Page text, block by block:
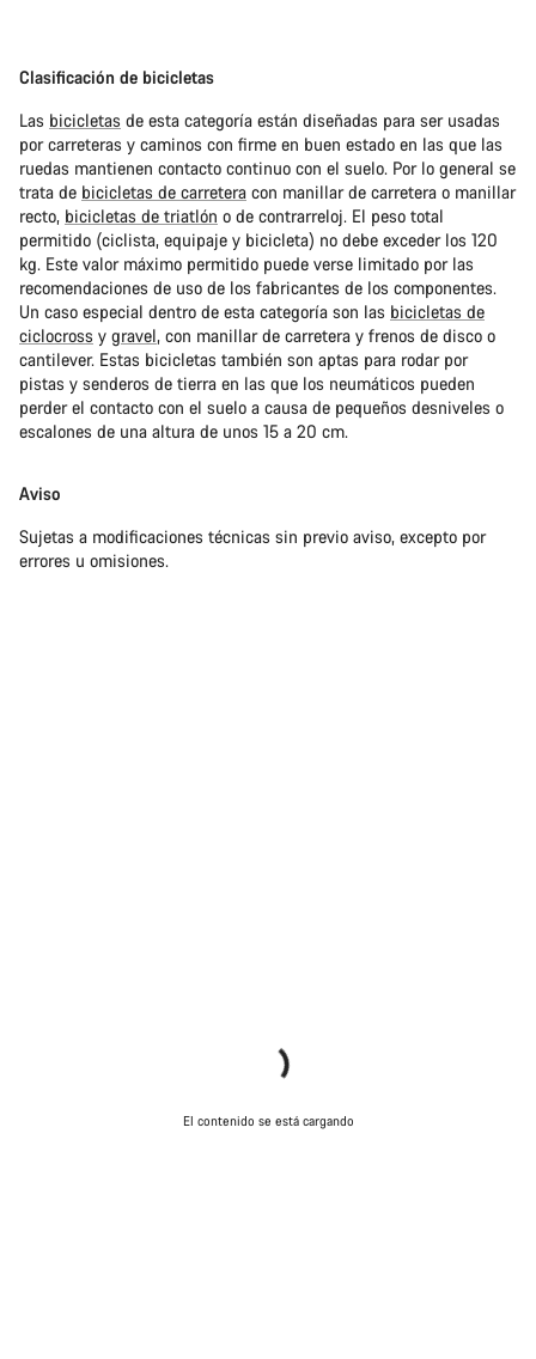
Clasificación de bicicletas
Las bicicletas de esta categoría están diseñadas para ser usadas
por carreteras y caminos con firme en buen estado en las que las
ruedas mantienen contacto continuo con el suelo. Por lo general se
trata de bicicletas de carretera con manillar de carretera o manillar
recto, bicicletas de triatlón o de contrarreloj. El peso total
permitido (ciclista, equipaje y bicicleta) no debe exceder los 120
kg. Este valor máximo permitido puede verse limitado por las
recomendaciones de uso de los fabricantes de los componentes.
Un caso especial dentro de esta categoría son las bicicletas de
ciclocross y gravel, con manillar de carretera y frenos de disco o
cantilever. Estas bicicletas también son aptas para rodar por
pistas y senderos de tierra en las que los neumáticos pueden
perder el contacto con el suelo a causa de pequeños desniveles o
escalones de una altura de unos 15 a 20 cm.
Aviso
Sujetas a modificaciones técnicas sin previo aviso, excepto por
errores u omisiones.
El contenido se está cargando